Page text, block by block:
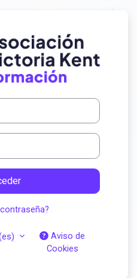
Entrar a
Aviso de
Cookies